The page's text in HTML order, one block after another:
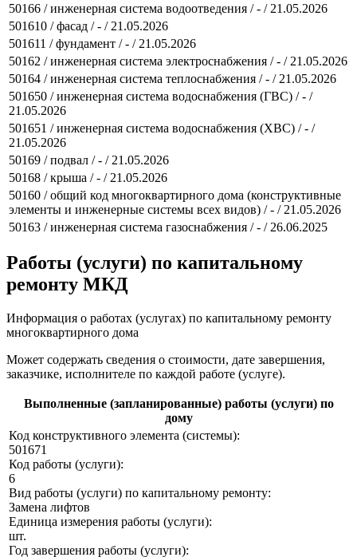
50166 / инженерная система водоотведения / - / 21.05.2026
501610 / фасад / - / 21.05.2026
501611 / фундамент / - / 21.05.2026
50162 / инженерная система электроснабжения / - / 21.05.2026
50164 / инженерная система теплоснабжения / - / 21.05.2026
501650 / инженерная система водоснабжения (ГВС) / - /
21.05.2026
501651 / инженерная система водоснабжения (ХВС) / - /
21.05.2026
50169 / подвал / - / 21.05.2026
50168 / крыша / - / 21.05.2026
50160 / общий код многоквартирного дома (конструктивные
элементы и инженерные системы всех видов) / - / 21.05.2026
50163 / инженерная система газоснабжения / - / 26.06.2025
Работы (услуги) по капитальному
ремонту МКД
Информация о работах (услугах) по капитальному ремонту
многоквартирного дома
Может содержать сведения о стоимости, дате завершения,
заказчике, исполнителе по каждой работе (услуге).
Выполненные (запланированные) работы (услуги) по
дому
Код конструктивного элемента (системы):
501671
Код работы (услуги):
6
Вид работы (услуги) по капитальному ремонту:
Замена лифтов
Единица измерения работы (услуги):
шт.
Год завершения работы (услуги):